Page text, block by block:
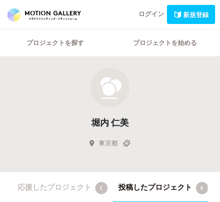
ログイン 新規登録
プロジェクトを探す プロジェクトを始める
堀内 仁美
東京都
応援したプロジェクト 1 投稿したプロジェクト 0